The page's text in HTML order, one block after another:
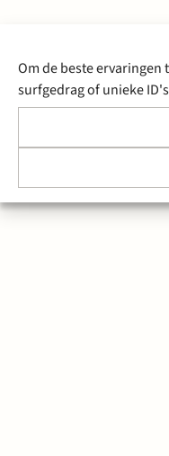
Om de beste
surfgedrag of unieke